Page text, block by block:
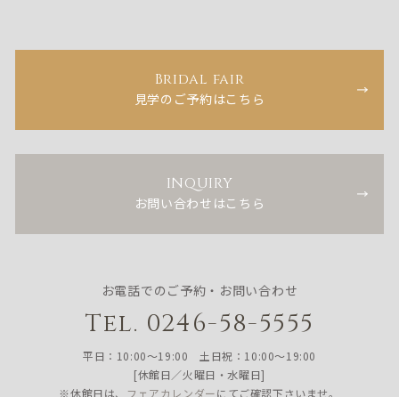
Bridal fair
見学のご予約はこちら
INQUIRY
お問い合わせはこちら
お電話でのご予約・お問い合わせ
Tel. 0246-58-5555
平日：10:00〜19:00 土日祝：10:00〜19:00
[休館日／火曜日・水曜日]
※休館日は、 フェアカレンダーにてご確認下さいませ。